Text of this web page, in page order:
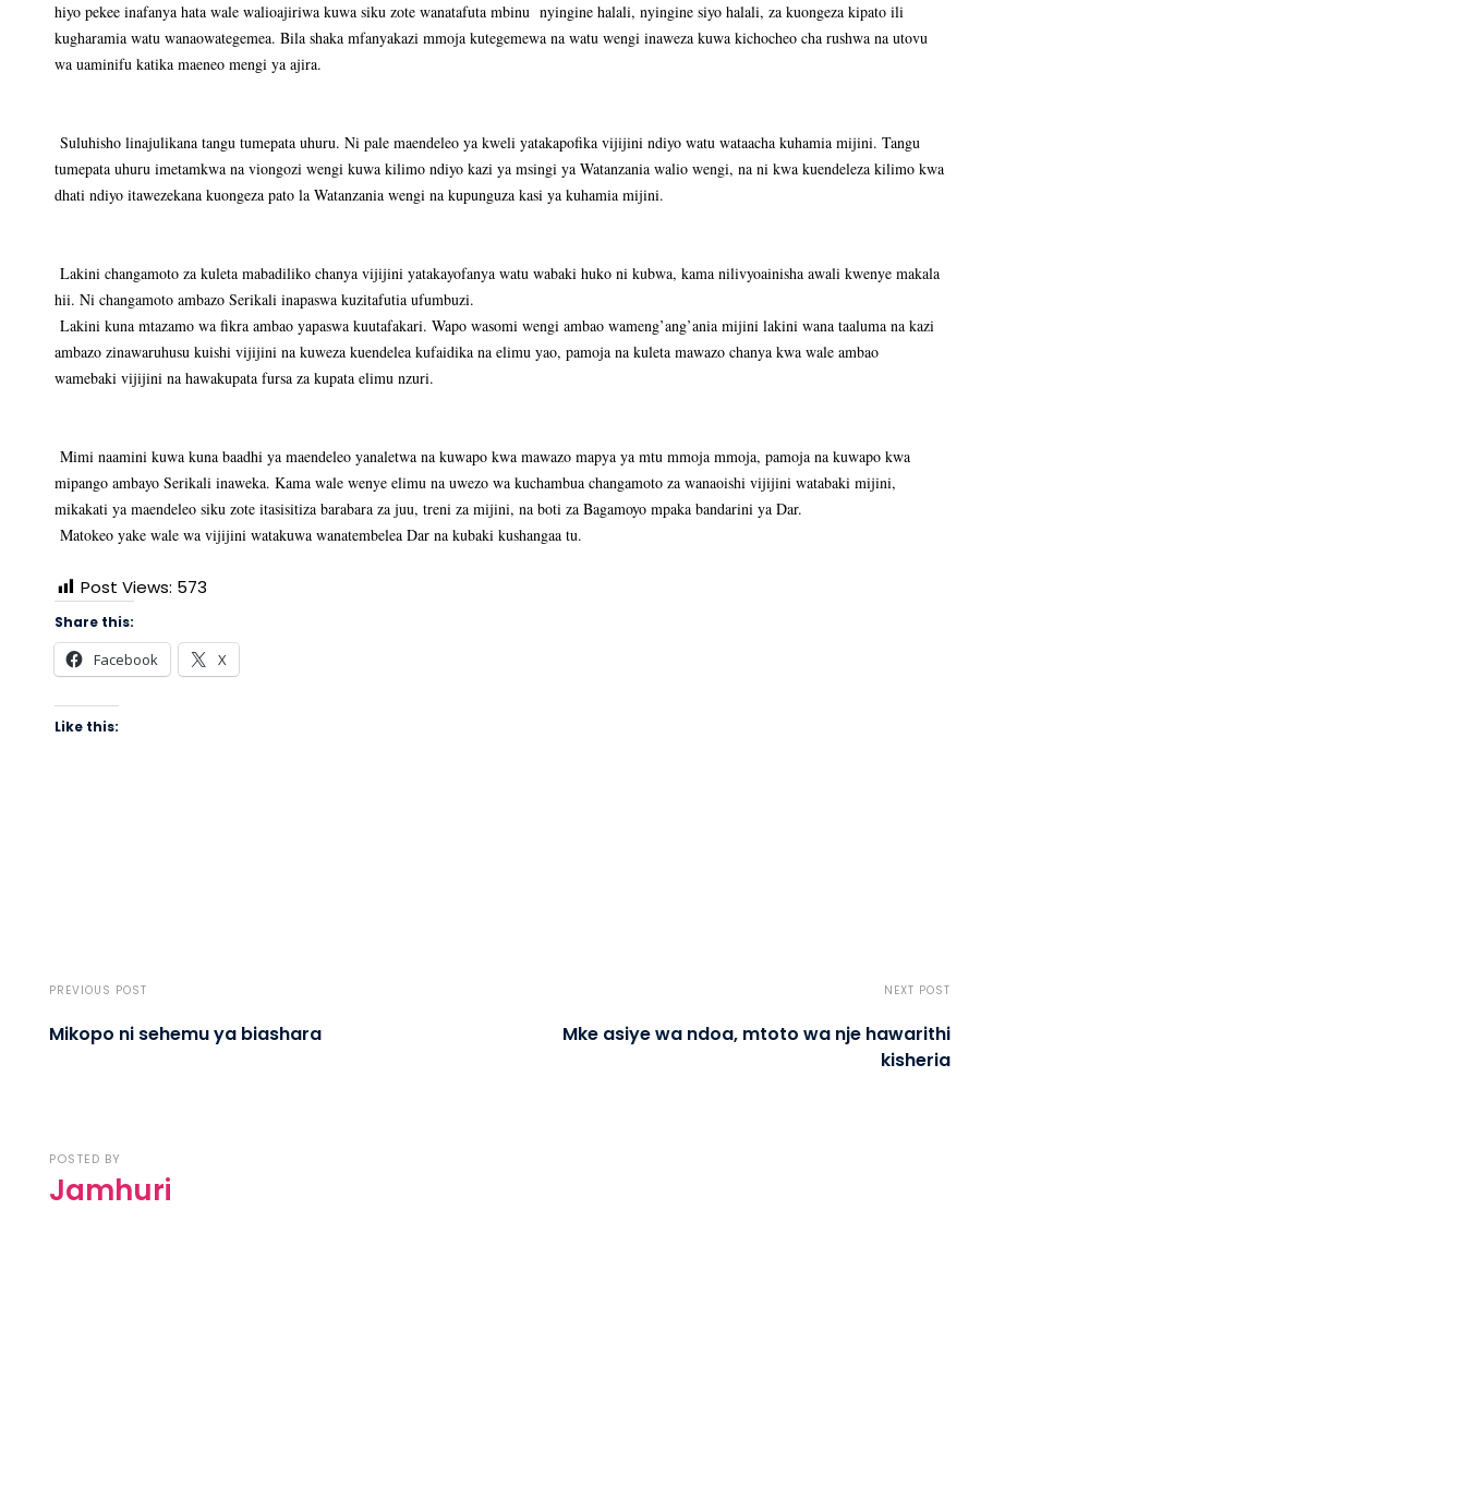
hiyo pekee inafanya hata wale walioajiriwa kuwa siku zote wanatafuta mbinu nyingine halali, nyingine siyo halali, za kuongeza kipato ili
kugharamia watu wanaowategemea. Bila shaka mfanyakazi mmoja kutegemewa na watu wengi inaweza kuwa kichocheo cha rushwa na utovu
wa uaminifu katika maeneo mengi ya ajira.
Suluhisho linajulikana tangu tumepata uhuru. Ni pale maendeleo ya kweli yatakapofika vijijini ndiyo watu wataacha kuhamia mijini. Tangu
tumepata uhuru imetamkwa na viongozi wengi kuwa kilimo ndiyo kazi ya msingi ya Watanzania walio wengi, na ni kwa kuendeleza kilimo kwa
dhati ndiyo itawezekana kuongeza pato la Watanzania wengi na kupunguza kasi ya kuhamia mijini.
Lakini changamoto za kuleta mabadiliko chanya vijijini yatakayofanya watu wabaki huko ni kubwa, kama nilivyoainisha awali kwenye makala
hii. Ni changamoto ambazo Serikali inapaswa kuzitafutia ufumbuzi.
Lakini kuna mtazamo wa fikra ambao yapaswa kuutafakari. Wapo wasomi wengi ambao wameng’ang’ania mijini lakini wana taaluma na kazi
ambazo zinawaruhusu kuishi vijijini na kuweza kuendelea kufaidika na elimu yao, pamoja na kuleta mawazo chanya kwa wale ambao
wamebaki vijijini na hawakupata fursa za kupata elimu nzuri.
Mimi naamini kuwa kuna baadhi ya maendeleo yanaletwa na kuwapo kwa mawazo mapya ya mtu mmoja mmoja, pamoja na kuwapo kwa
mipango ambayo Serikali inaweka. Kama wale wenye elimu na uwezo wa kuchambua changamoto za wanaoishi vijijini watabaki mijini,
mikakati ya maendeleo siku zote itasisitiza barabara za juu, treni za mijini, na boti za Bagamoyo mpaka bandarini ya Dar.
Matokeo yake wale wa vijijini watakuwa wanatembelea Dar na kubaki kushangaa tu.
Post Views: 573
Share this:
Facebook X
Like this:
PREVIOUS POST
Mikopo ni sehemu ya biashara
NEXT POST
Mke asiye wa ndoa, mtoto wa nje hawarithi
kisheria
POSTED BY
Jamhuri